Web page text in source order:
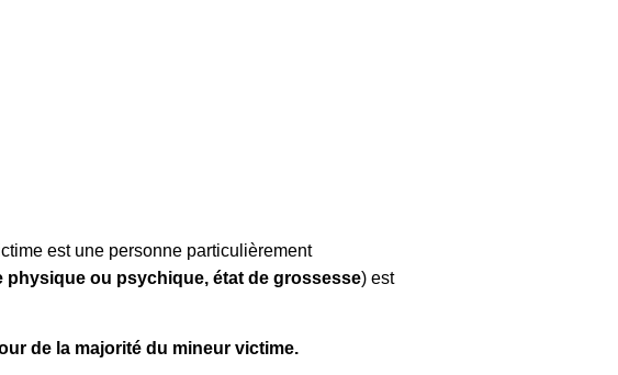
est une personne particulièrement
physique ou psychique, état de grossesse) est
de la majorité du mineur victime.